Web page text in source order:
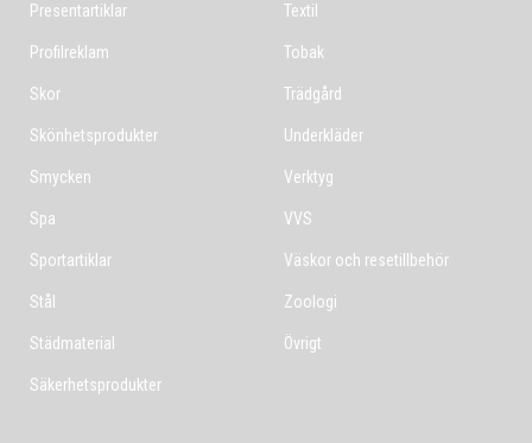
Presentartiklar
Profilreklam
Skor
Skönhetsprodukter
Smycken
Spa
Sportartiklar
Stål
Städmaterial
Säkerhetsprodukter
Textil
Tobak
Trädgård
Underkläder
Verktyg
VVS
Väskor och resetillbehör
Zoologi
Övrigt